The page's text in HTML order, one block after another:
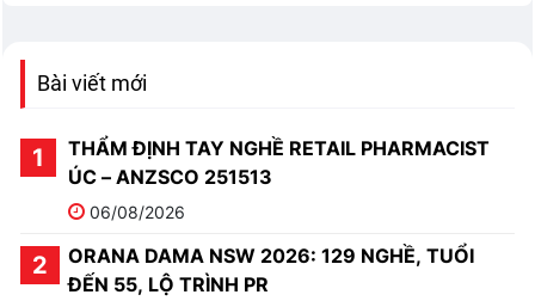
Bài viết mới
THẨM ĐỊNH TAY NGHỀ RETAIL PHARMACIST
ÚC – ANZSCO 251513
06/08/2026
ORANA DAMA NSW 2026: 129 NGHỀ, TUỔI
ĐẾN 55, LỘ TRÌNH PR